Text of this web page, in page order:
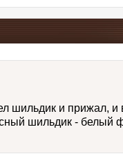
шильдик и прижал, и
шильдик - белый